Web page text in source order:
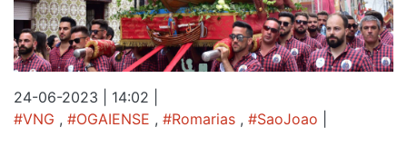
24-06-2023 | 14:02
#VNG , #OGAIENSE , #Romarias , #SaoJoao